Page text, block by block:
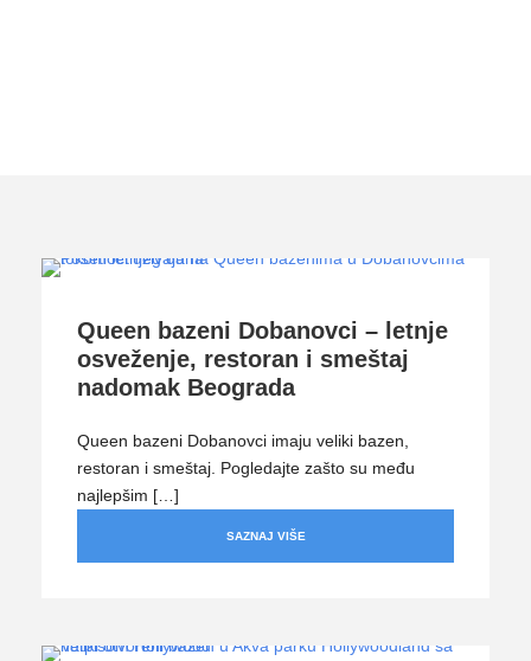
Queen bazeni Dobanovci – letnje
osveženje, restoran i smeštaj
nadomak Beograda
Queen bazeni Dobanovci imaju veliki bazen,
restoran i smeštaj. Pogledajte zašto su među
najlepšim […]
SAZNAJ VIŠE